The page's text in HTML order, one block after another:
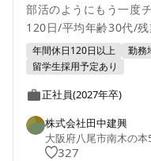
部活のようにもう一度
120日/平均年齢30代/
年間休日120日以上 勤務
留学生採用予定あり
正社員(2027年卒)
株式会社田中建興
大阪府八尾市南木の本
327